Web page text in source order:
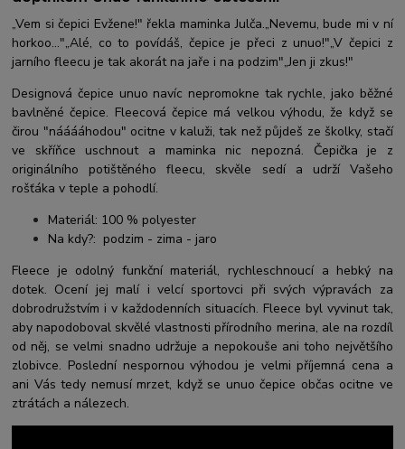
„Vem si čepici Evžene!" řekla maminka Julča.„Nevemu, bude mi v ní
horkoo..."„Alé, co to povídáš, čepice je přeci z unuo!"„V čepici z
jarního fleecu je tak akorát na jaře i na podzim"„Jen ji zkus!"
Designová čepice unuo navíc nepromokne tak rychle, jako běžné
bavlněné čepice. Fleecová čepice má velkou výhodu, že když se
čirou "nááááhodou" ocitne v kaluži, tak než půjdeš ze školky, stačí
ve skříňce uschnout a maminka nic nepozná. Čepička je z
originálního potištěného fleecu, skvěle sedí a udrží Vašeho
rošťáka v teple a pohodlí.
Materiál: 100 % polyester
Na kdy?: podzim - zima - jaro
Fleece je odolný funkční materiál, rychleschnoucí a hebký na
dotek. Ocení jej malí i velcí sportovci při svých výpravách za
dobrodružstvím i v každodenních situacích. Fleece byl vyvinut tak,
aby napodoboval skvělé vlastnosti přírodního merina, ale na rozdíl
od něj, se velmi snadno udržuje a nepokouše ani toho největšího
zlobivce. Poslední nespornou výhodou je velmi příjemná cena a
ani Vás tedy nemusí mrzet, když se unuo čepice občas ocitne ve
ztrátách a nálezech.